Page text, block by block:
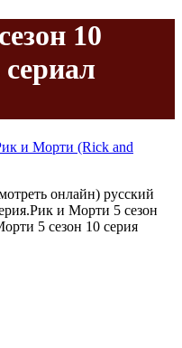
10
и Морти (Rick and
онлайн) русский
и Морти 5 сезон
5 сезон 10 серия